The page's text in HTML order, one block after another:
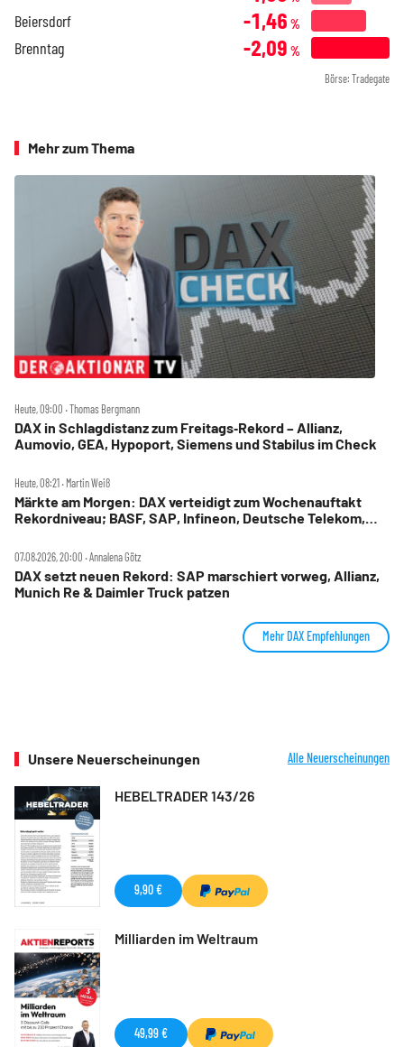
Beiersdorf -1,46 %
Brenntag -2,09 %
Börse: Tradegate
Mehr zum Thema
Heute, 09:00 ‧ Thomas Bergmann
DAX in Schlagdistanz zum Freitags‑Rekord – Allianz,
Aumovio, GEA, Hypoport, Siemens und Stabilus im Check
Heute, 08:21 ‧ Martin Weiß
Märkte am Morgen: DAX verteidigt zum Wochenauftakt
Rekordniveau; BASF, SAP, Infineon, Deutsche Telekom,
07.08.2026, 20:00 ‧ Annalena Götz
DAX setzt neuen Rekord: SAP marschiert vorweg, Allianz,
Munich Re & Daimler Truck patzen
Mehr DAX Empfehlungen
Unsere Neuerscheinungen Alle Neuerscheinungen
HEBELTRADER 143/26
9,90 €
Milliarden im Weltraum
49,99 €